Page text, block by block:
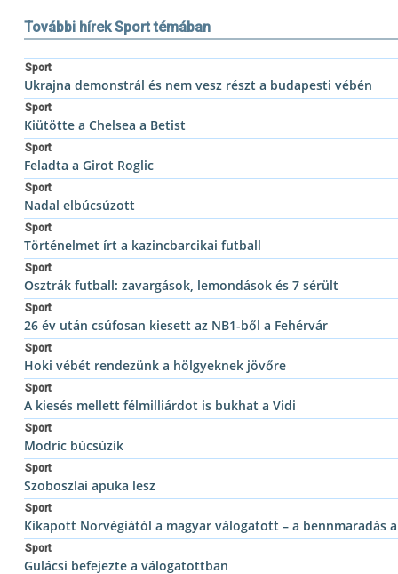
További hírek Sport témában
Sport
Ukrajna demonstrál és nem vesz részt a budapesti vébén
Sport
Kiütötte a Chelsea a Betist
Sport
Feladta a Girot Roglic
Sport
Nadal elbúcsúzott
Sport
Történelmet írt a kazincbarcikai futball
Sport
Osztrák futball: zavargások, lemondások és 7 sérült
Sport
26 év után csúfosan kiesett az NB1-ből a Fehérvár
Sport
Hoki vébét rendezünk a hölgyeknek jövőre
Sport
A kiesés mellett félmilliárdot is bukhat a Vidi
Sport
Modric búcsúzik
Sport
Szoboszlai apuka lesz
Sport
Kikapott Norvégiától a magyar válogatott – a bennmaradás
Sport
Gulácsi befejezte a válogatottban